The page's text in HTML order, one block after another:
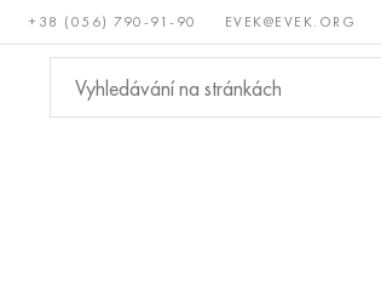
+38 (056) 790-91-90 EVEK@EVEK.ORG
Neželezné
kovy
Legovaná